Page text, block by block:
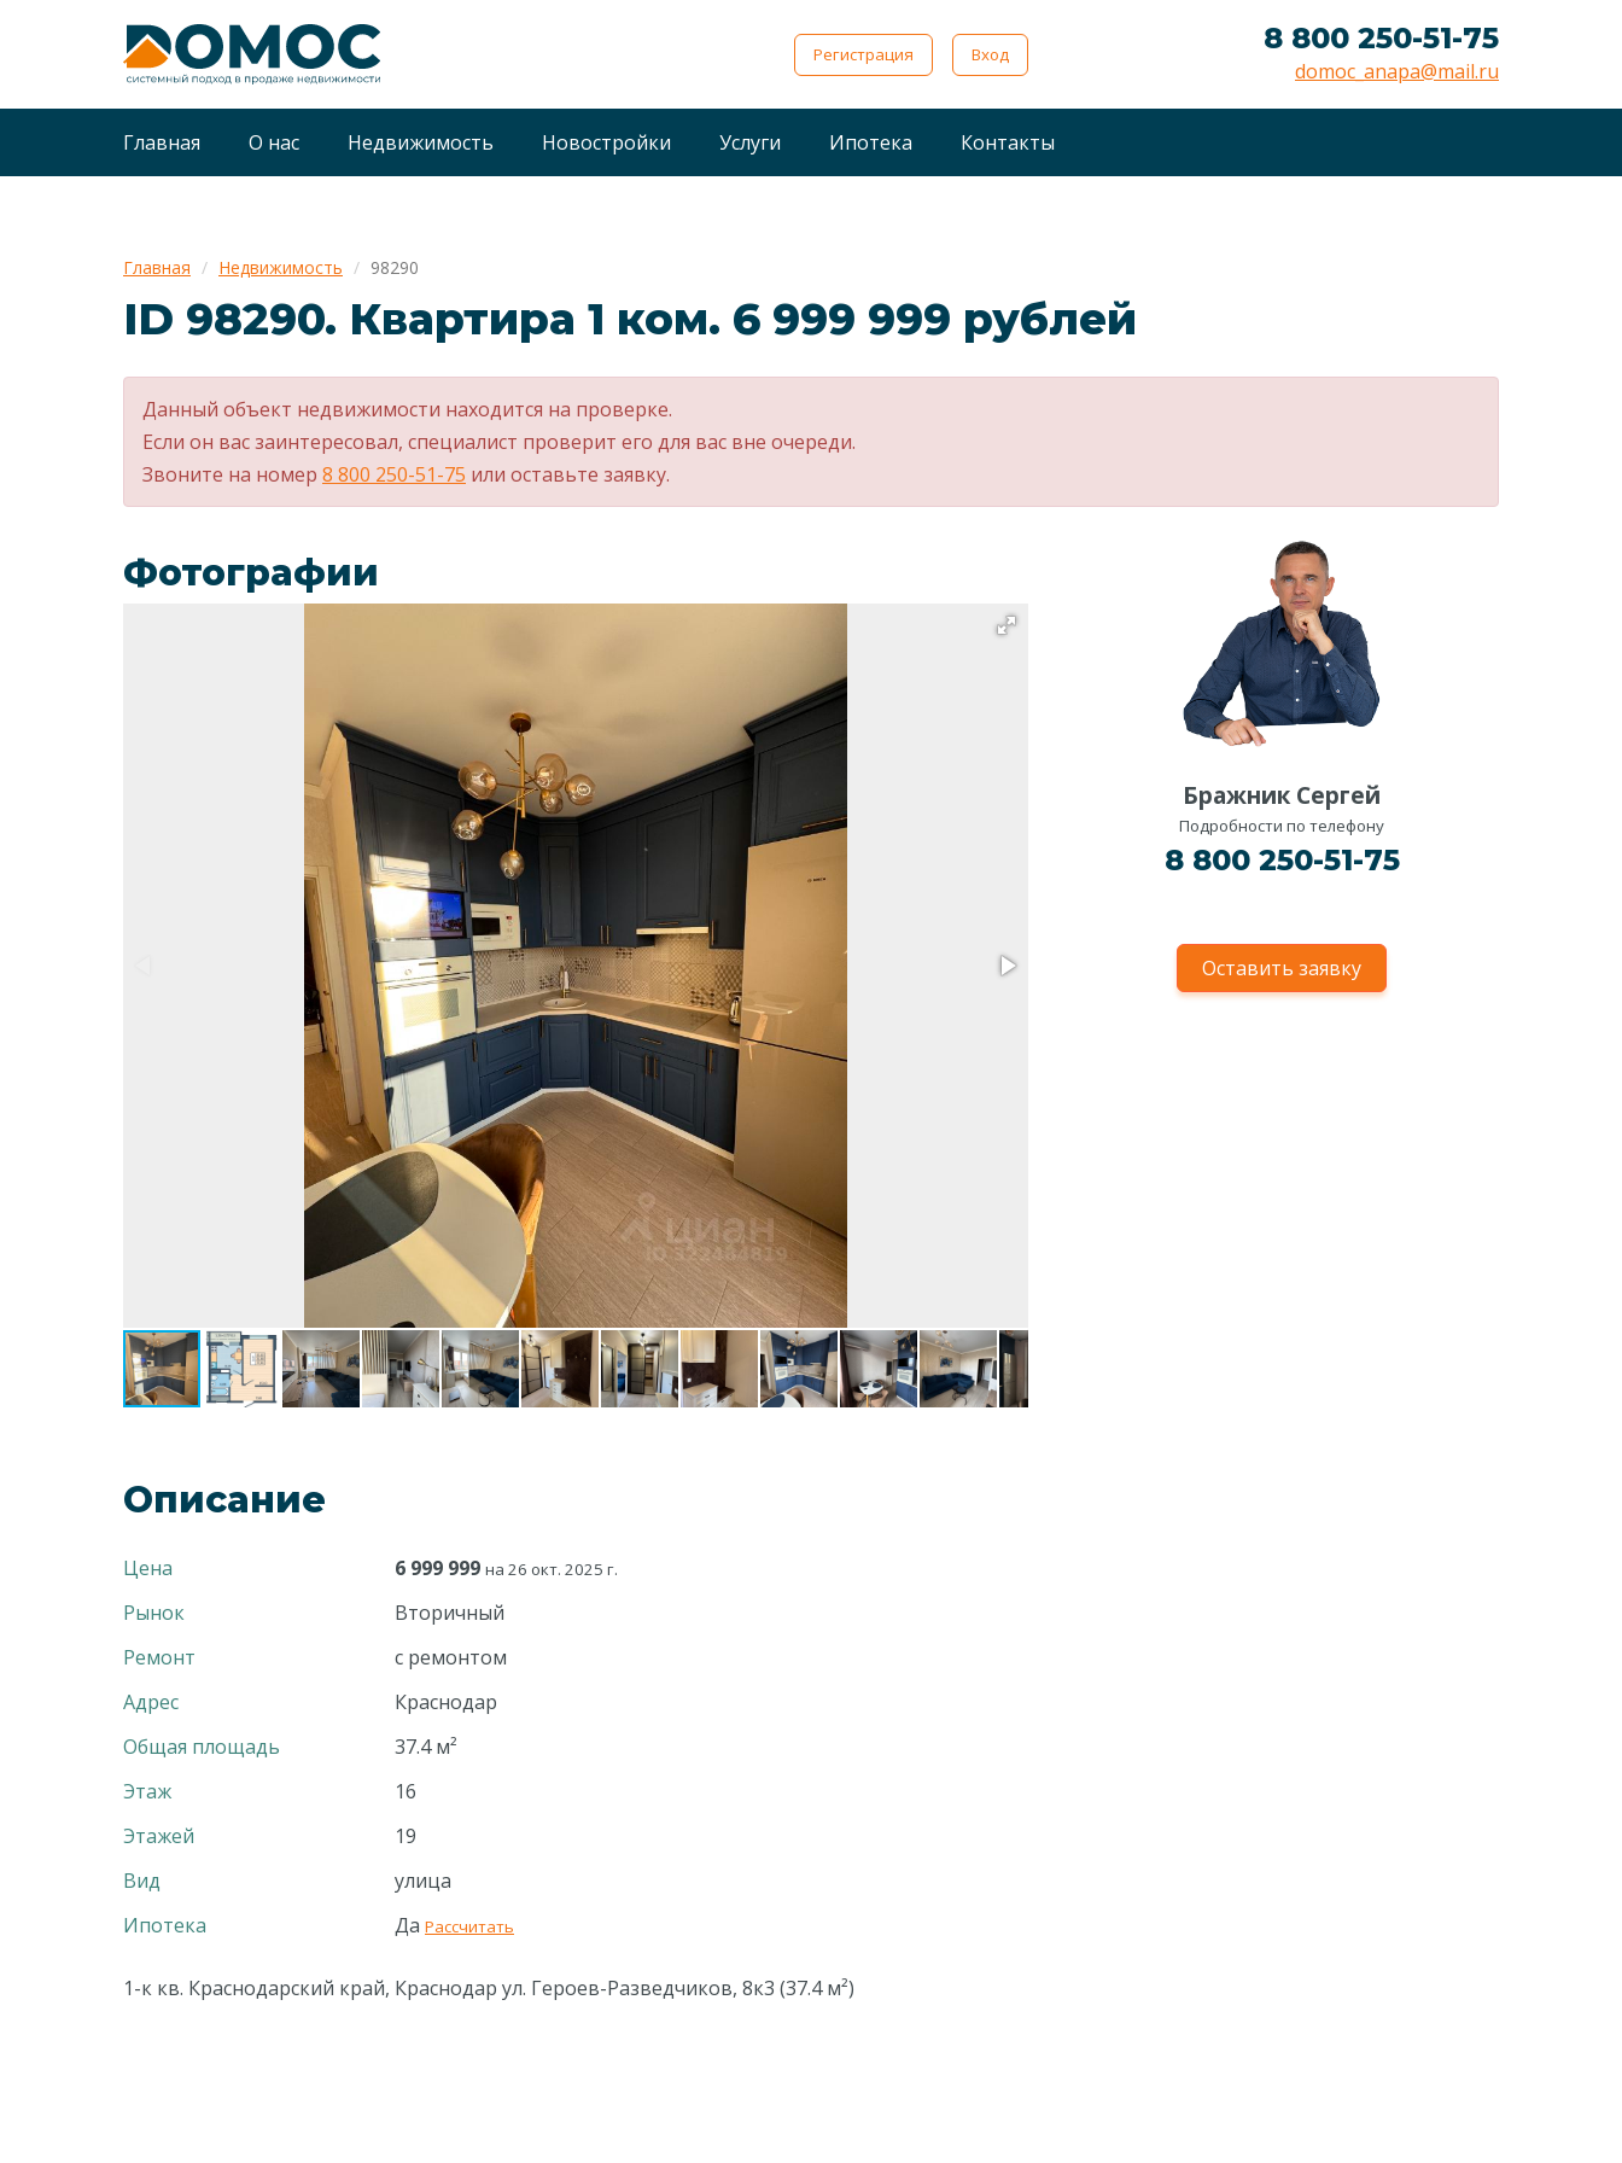
Регистрация Вход 8 800 250-51-75
domoc_anapa@mail.ru
Главная О нас Недвижимость Новостройки Услуги Ипотека Контакты
Главная Недвижимость 98290
ID 98290. Квартира 1 ком. 6 999 999 рублей
Данный объект недвижимости находится на проверке.
Если он вас заинтересовал, специалист проверит его для вас вне очереди.
Звоните на номер 8 800 250-51-75 или оставьте заявку.
Фотографии
Описание
Цена 6 999 999 на 26 окт. 2025 г.
Рынок
Вторичный
Ремонт
с ремонтом
Адрес
Краснодар
Общая площадь
37.4 м²
Этаж
16
Этажей
19
Вид
улица
Ипотека
Да Рассчитать
1-к кв. Краснодарский край, Краснодар ул. Героев-Разведчиков, 8к3 (37.4 м²)
Бражник Сергей
Подробности по телефону
8 800 250-51-75
Оставить заявку